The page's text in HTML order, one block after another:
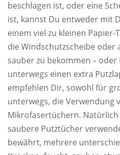
beschlagen ist, oder eine
ist, kannst Du entweder mit
einem viel zu kleinen
die Windschutzscheibe oder
sauber zu bekommen –
unterwegs einen extra
empfehlen Dir, sowohl für
unterwegs, die Verwendung
Mikrofasertüchern.
saubere Putztücher
bewährt, mehrere